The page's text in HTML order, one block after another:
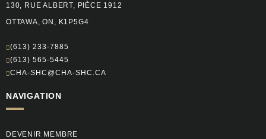
130, RUE ALBERT, PIÈCE 1912
OTTAWA, ON, K1P5G4
(613) 233-7885
(613) 565-5445
CHA-SHC@CHA-SHC.CA
NAVIGATION
DEVENIR MEMBRE